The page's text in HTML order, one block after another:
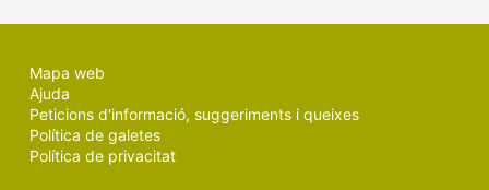
Mapa web
Ajuda
Peticions d'informació, suggeriments i queixes
Política de galetes
Política de privacitat